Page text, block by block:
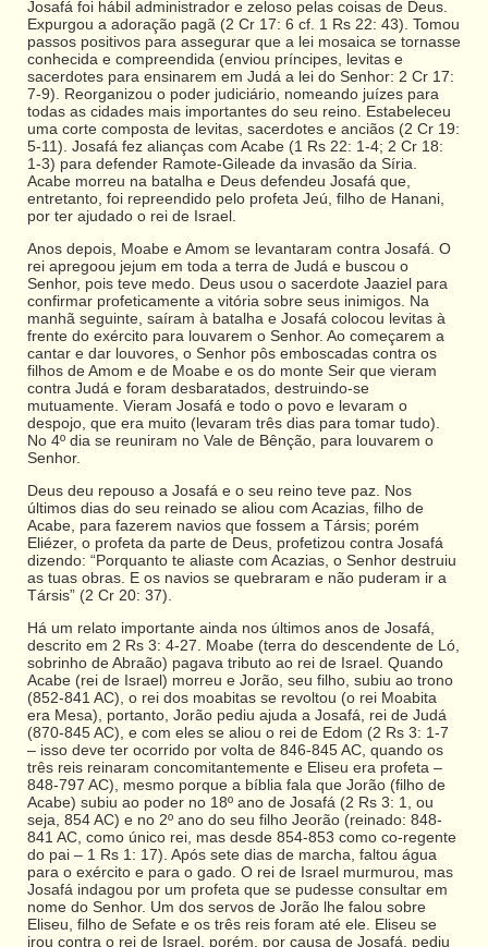
Josafá foi hábil administrador e zeloso pelas coisas de Deus.
Expurgou a adoração pagã (2 Cr 17: 6 cf. 1 Rs 22: 43). Tomou
passos positivos para assegurar que a lei mosaica se tornasse
conhecida e compreendida (enviou príncipes, levitas e
sacerdotes para ensinarem em Judá a lei do Senhor: 2 Cr 17:
7-9). Reorganizou o poder judiciário, nomeando juízes para
todas as cidades mais importantes do seu reino. Estabeleceu
uma corte composta de levitas, sacerdotes e anciãos (2 Cr 19:
5-11). Josafá fez alianças com Acabe (1 Rs 22: 1-4; 2 Cr 18:
1-3) para defender Ramote-Gileade da invasão da Síria.
Acabe morreu na batalha e Deus defendeu Josafá que,
entretanto, foi repreendido pelo profeta Jeú, filho de Hanani,
por ter ajudado o rei de Israel.
Anos depois, Moabe e Amom se levantaram contra Josafá. O
rei apregoou jejum em toda a terra de Judá e buscou o
Senhor, pois teve medo. Deus usou o sacerdote Jaaziel para
confirmar profeticamente a vitória sobre seus inimigos. Na
manhã seguinte, saíram à batalha e Josafá colocou levitas à
frente do exército para louvarem o Senhor. Ao começarem a
cantar e dar louvores, o Senhor pôs emboscadas contra os
filhos de Amom e de Moabe e os do monte Seir que vieram
contra Judá e foram desbaratados, destruindo-se
mutuamente. Vieram Josafá e todo o povo e levaram o
despojo, que era muito (levaram três dias para tomar tudo).
No 4º dia se reuniram no Vale de Bênção, para louvarem o
Senhor.
Deus deu repouso a Josafá e o seu reino teve paz. Nos
últimos dias do seu reinado se aliou com Acazias, filho de
Acabe, para fazerem navios que fossem a Társis; porém
Eliézer, o profeta da parte de Deus, profetizou contra Josafá
dizendo: “Porquanto te aliaste com Acazias, o Senhor destruiu
as tuas obras. E os navios se quebraram e não puderam ir a
Társis” (2 Cr 20: 37).
Há um relato importante ainda nos últimos anos de Josafá,
descrito em 2 Rs 3: 4-27. Moabe (terra do descendente de Ló,
sobrinho de Abraão) pagava tributo ao rei de Israel. Quando
Acabe (rei de Israel) morreu e Jorão, seu filho, subiu ao trono
(852-841 AC), o rei dos moabitas se revoltou (o rei Moabita
era Mesa), portanto, Jorão pediu ajuda a Josafá, rei de Judá
(870-845 AC), e com eles se aliou o rei de Edom (2 Rs 3: 1-7
– isso deve ter ocorrido por volta de 846-845 AC, quando os
três reis reinaram concomitantemente e Eliseu era profeta –
848-797 AC), mesmo porque a bíblia fala que Jorão (filho de
Acabe) subiu ao poder no 18º ano de Josafá (2 Rs 3: 1, ou
seja, 854 AC) e no 2º ano do seu filho Jeorão (reinado: 848-
841 AC, como único rei, mas desde 854-853 como co-regente
do pai – 1 Rs 1: 17). Após sete dias de marcha, faltou água
para o exército e para o gado. O rei de Israel murmurou, mas
Josafá indagou por um profeta que se pudesse consultar em
nome do Senhor. Um dos servos de Jorão lhe falou sobre
Eliseu, filho de Sefate e os três reis foram até ele. Eliseu se
irou contra o rei de Israel, porém, por causa de Josafá, pediu